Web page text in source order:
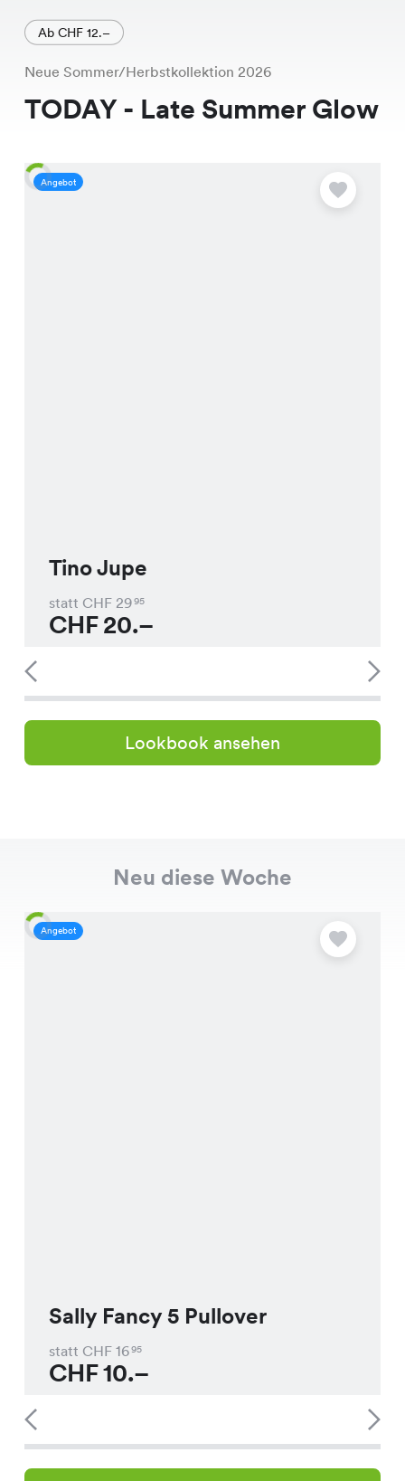
Ab CHF 12.–
Neue Sommer/Herbstkollektion 2026
TODAY - Late Summer Glow
Angebot
Tino Jupe
statt CHF 2995
CHF20.–
Lookbook ansehen
Neu diese Woche
Angebot
Sally Fancy 5 Pullover
statt CHF 1695
CHF10.–